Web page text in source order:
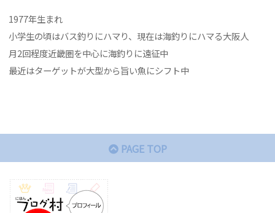
1977年生まれ
小学生の頃はバス釣りにハマり、現在は海釣りにハマる大阪人
月2回程度近畿圏を中心に海釣りに遠征中
最近はターゲットが大型から旨い魚にシフト中
PAGE TOP